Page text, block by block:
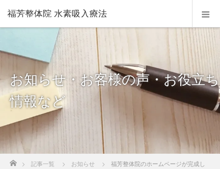
福芳整体院 水素吸入療法
お知らせ・お客様の声・お役立ち
情報など
ホーム
記事一覧 お知らせ
福芳整体院のホームページが完成し